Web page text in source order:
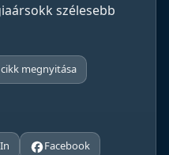
szélesebb
megnyitása
Facebook